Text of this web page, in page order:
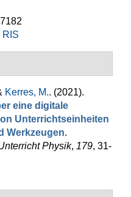
RIS
Kerres, M.. (2021).
eine digitale
Unterrichtseinheiten
Werkzeugen.
Physik, 179, 31-